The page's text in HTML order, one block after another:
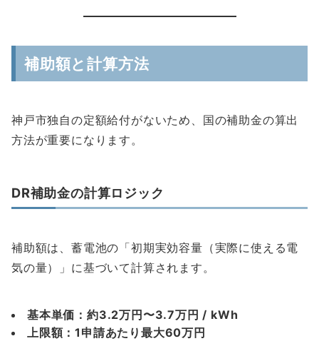
補助額と計算方法
神戸市独自の定額給付がないため、国の補助金の算出
方法が重要になります。
DR補助金の計算ロジック
補助額は、蓄電池の「初期実効容量（実際に使える電
気の量）」に基づいて計算されます。
基本単価：約3.2万円〜3.7万円 / kWh
上限額：1申請あたり最大60万円